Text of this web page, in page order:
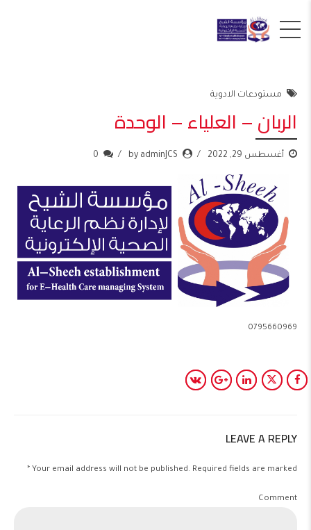
مستودعات الادوية
الربان – العلياء – الوحدة
أغسطس 29, 2022 by adminJCS
0
0795660969
LEAVE A REPLY
Your email address will not be published. Required fields are marked *
Comment